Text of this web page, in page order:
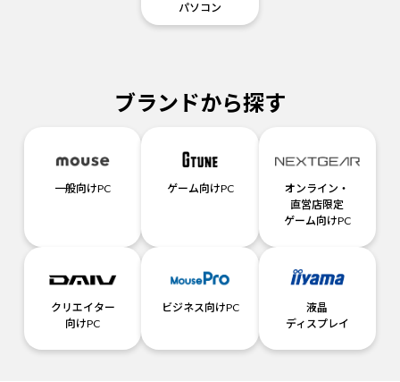
パソコン
ブランドから探す
一般向けPC ゲーム向けPC
オンライン・
直営店限定
ゲーム向けPC
クリエイター
向けPC
ビジネス向けPC
液晶
ディスプレイ